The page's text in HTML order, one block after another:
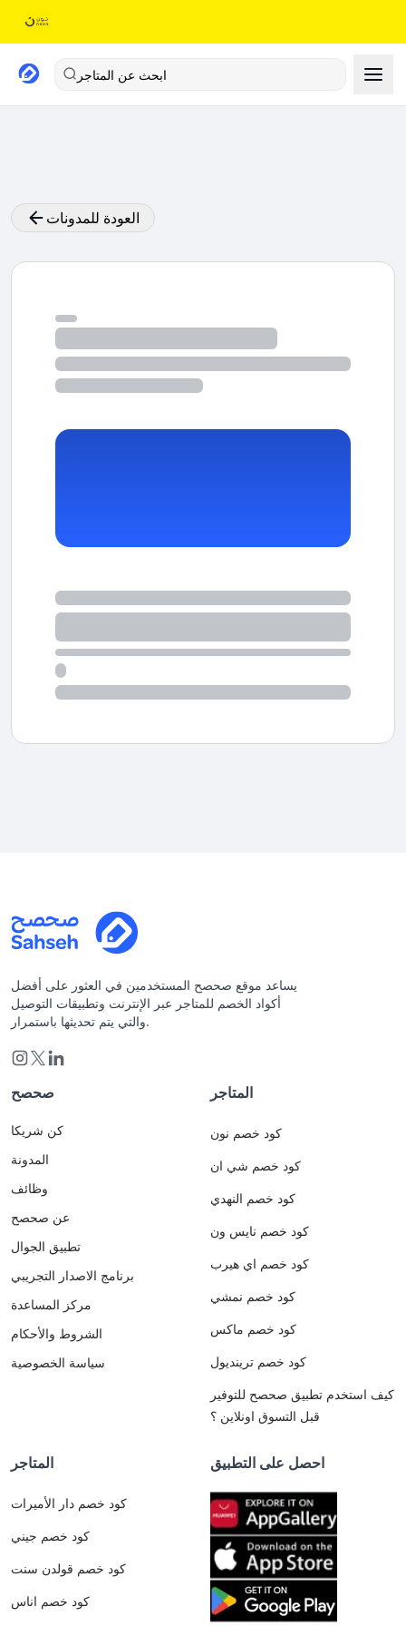
ابحث عن المتاجر
العودة للمدونات
يساعد موقع صحصح المستخدمين في العثور على أفضل
أكواد الخصم للمتاجر عبر الإنترنت وتطبيقات التوصيل
والتي يتم تحديثها باستمرار.
صحصح
كن شريكا
المدونة
وظائف
عن صحصح
تطبيق الجوال
برنامج الاصدار التجريبي
مركز المساعدة
الشروط والأحكام
سياسة الخصوصية
المتاجر
كود خصم نون
كود خصم شي ان
كود خصم النهدي
كود خصم نايس ون
كود خصم اي هيرب
كود خصم نمشي
كود خصم ماكس
كود خصم ترينديول
كيف استخدم تطبيق صحصح للتوفير
قبل التسوق اونلاين ؟
المتاجر
كود خصم دار الأميرات
كود خصم جيني
كود خصم قولدن سنت
كود خصم اناس
احصل على التطبيق